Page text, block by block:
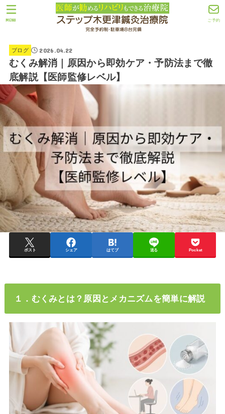
ご予約
MENU
ブログ 2026.04.22
むくみ解消｜原因から即効ケア・予防法まで徹
底解説【医師監修レベル】
ポスト シェア はてブ 送る Pocket
１．むくみとは？原因とメカニズムを簡単に解説